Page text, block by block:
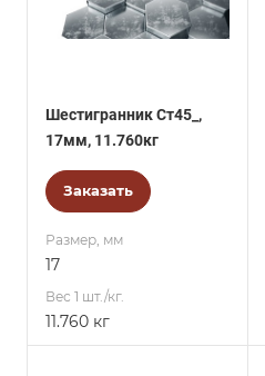
Шестигранник Ст45_,
17мм, 11.760кг
Заказать
Размер, мм
17
Вес 1 шт./кг.
11.760 кг